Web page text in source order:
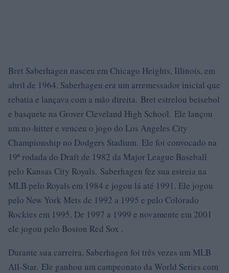
Bret Saberhagen nasceu em Chicago Heights, Illinois, em
abril de 1964. Saberhagen era um arremessador inicial que
rebatia e lançava com a mão direita. Bret estrelou beisebol
e basquete na Grover Cleveland High School. Ele lançou
um no-hitter e venceu o jogo do Los Angeles City
Championship no Dodgers Stadium. Ele foi convocado na
19ª rodada do Draft de 1982 da Major League Baseball
pelo Kansas City Royals. Saberhagen fez sua estreia na
MLB pelo Royals em 1984 e jogou lá até 1991. Ele jogou
pelo New York Mets de 1992 a 1995 e pelo Colorado
Rockies em 1995. De 1997 a 1999 e novamente em 2001
ele jogou pelo Boston Red Sox .
Durante sua carreira, Saberhagen foi três vezes um MLB
All-Star. Ele ganhou um campeonato da World Series com